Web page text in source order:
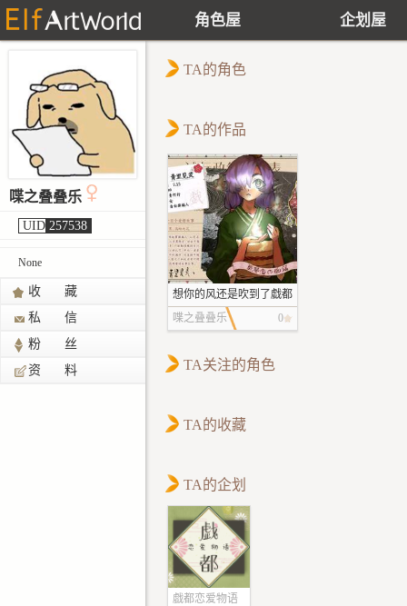
角色屋 企划屋
喋之叠叠乐
UID 257538
None
收 藏
私 信
粉 丝
资 料
TA的角色
TA的作品
想你的风还是吹到了戱都
喋之叠叠乐
0
TA关注的角色
TA的收藏
TA的企划
戯都恋爱物语